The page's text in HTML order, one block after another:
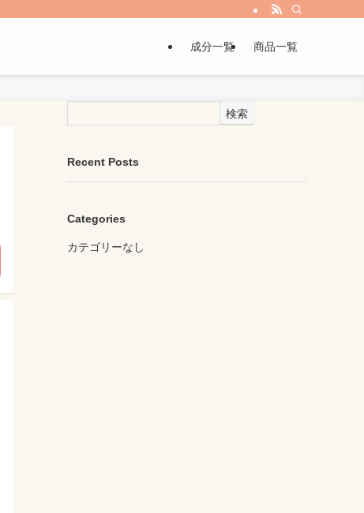
成分一覧 商品一覧
検索
Recent Posts
Categories
カテゴリーなし